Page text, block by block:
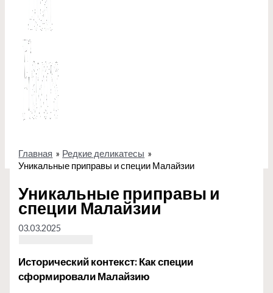
Главная
Редкие деликатесы
Уникальные приправы и специи Малайзии
Уникальные приправы и
специи Малайзии
03.03.2025
Исторический контекст: Как специи
сформировали Малайзию